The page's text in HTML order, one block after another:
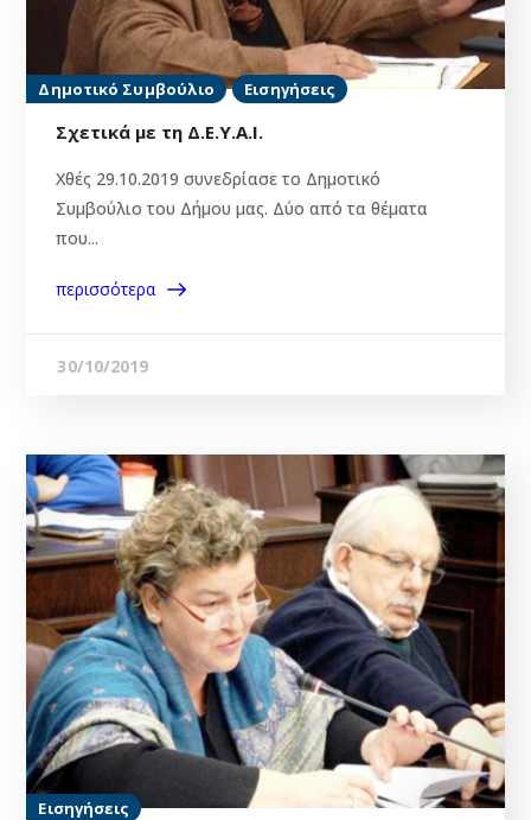
Δημοτικό Συμβούλιο Εισηγήσεις
Σχετικά με τη Δ.Ε.Υ.Α.Ι.
Χθές 29.10.2019 συνεδρίασε το Δημοτικό
Συμβούλιο του Δήμου μας. Δύο από τα θέματα
που...
περισσότερα
30/10/2019
Εισηγήσεις